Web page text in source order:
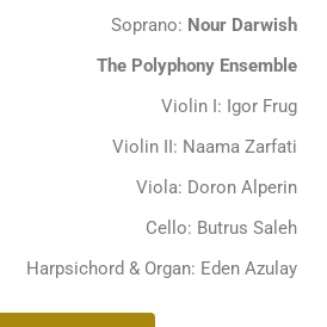
Soprano: Nour Darwish
The Polyphony Ensemble
Violin I: Igor Frug
Violin II: Naama Zarfati
Viola: Doron Alperin
Cello: Butrus Saleh
Harpsichord & Organ: Eden Azulay